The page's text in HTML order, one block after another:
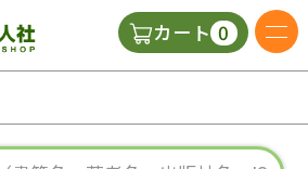
カート 0
視聴覚・補助教材